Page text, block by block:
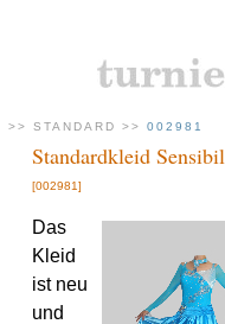
>> STANDARD >> 002981
Standardkleid
[002981]
Das
Kleid
ist neu
und